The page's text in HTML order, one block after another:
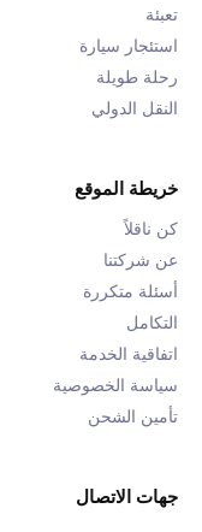
تعبئة
استئجار سيارة
رحلة طويلة
النقل الدولي
خريطة الموقع
كن ناقلاً
عن شركتنا
أسئلة متكررة
التكامل
اتفاقية الخدمة
سياسة الخصوصية
تأمين الشحن
جهات الاتصال